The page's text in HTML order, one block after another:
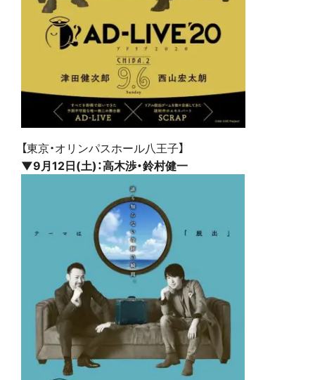
【東京・オリンパスホール八王子】
▼9月12日(土)：高木渉・鈴村健一